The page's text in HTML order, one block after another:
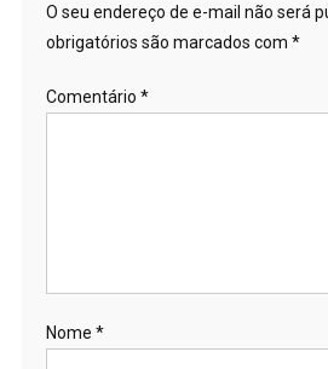
O seu endereço de e-mail não será
obrigatórios são marcados com *
Comentário *
Nome *